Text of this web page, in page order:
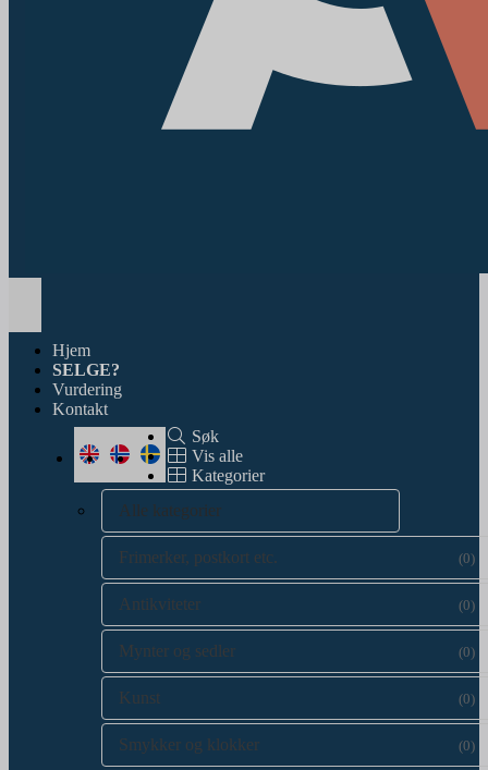
navigation
Hjem
SELGE?
Vurdering
Kontakt
Søk
Vis alle
Kategorier
Alle kategorier
Frimerker, postkort etc. (0)
Antikviteter (0)
Mynter og sedler (0)
Kunst (0)
Smykker og klokker (0)